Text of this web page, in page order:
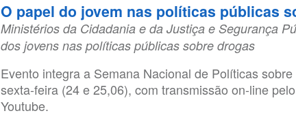
O papel do jovem nas políticas públicas
Ministérios da Cidadania e da Justiça e Segurança
dos jovens nas políticas públicas sobre drogas
Evento integra a Semana Nacional de Políticas
sexta-feira (24 e 25,06), com transmissão on-line
Youtube.